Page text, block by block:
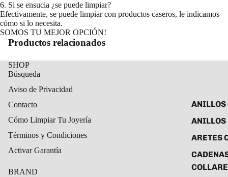
ANILLOS
ARETES
6. Si se ensucia ¿se puede limpiar?
Efectivamente, se puede limpiar con productos caseros, le indicamos
cómo si lo necesita.
SOMOS TU MEJOR OPCIÓN!
Productos relacionados
SHOP
Búsqueda
Aviso de Privacidad
Contacto
Cómo Limpiar Tu Joyería
Términos y Condiciones
Activar Garantía
BRAND